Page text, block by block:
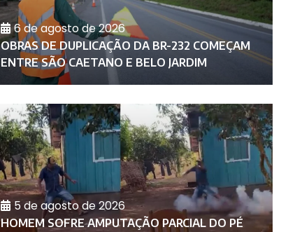
6 de agosto de 2026
OBRAS DE DUPLICAÇÃO DA BR-232 COMEÇAM
ENTRE SÃO CAETANO E BELO JARDIM
5 de agosto de 2026
HOMEM SOFRE AMPUTAÇÃO PARCIAL DO PÉ